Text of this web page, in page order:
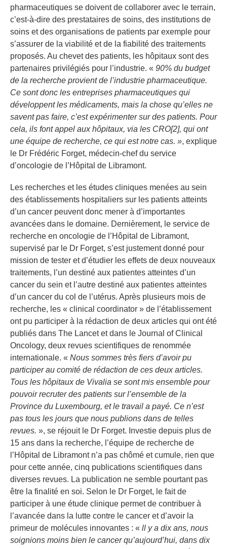
pharmaceutiques se doivent de collaborer avec le terrain,
c’est-à-dire des prestataires de soins, des institutions de
soins et des organisations de patients par exemple pour
s’assurer de la viabilité et de la fiabilité des traitements
proposés. Au chevet des patients, les hôpitaux sont des
partenaires privilégiés pour l’industrie. « 90% du budget
de la recherche provient de l’industrie pharmaceutique.
Ce sont donc les entreprises pharmaceutiques qui
développent les médicaments, mais la chose qu’elles ne
savent pas faire, c’est expérimenter sur des patients. Pour
cela, ils font appel aux hôpitaux, via les CRO[2], qui ont
une équipe de recherche, ce qui est notre cas. », explique
le Dr Frédéric Forget, médecin-chef du service
d’oncologie de l’Hôpital de Libramont.
Les recherches et les études cliniques menées au sein
des établissements hospitaliers sur les patients atteints
d’un cancer peuvent donc mener à d’importantes
avancées dans le domaine. Dernièrement, le service de
recherche en oncologie de l’Hôpital de Libramont,
supervisé par le Dr Forget, s’est justement donné pour
mission de tester et d’étudier les effets de deux nouveaux
traitements, l’un destiné aux patientes atteintes d’un
cancer du sein et l’autre destiné aux patientes atteintes
d’un cancer du col de l’utérus. Après plusieurs mois de
recherche, les « clinical coordinator » de l’établissement
ont pu participer à la rédaction de deux articles qui ont été
publiés dans The Lancet et dans le Journal of Clinical
Oncology, deux revues scientifiques de renommée
internationale. « Nous sommes très fiers d’avoir pu
participer au comité de rédaction de ces deux articles.
Tous les hôpitaux de Vivalia se sont mis ensemble pour
pouvoir recruter des patients sur l’ensemble de la
Province du Luxembourg, et le travail a payé. Ce n’est
pas tous les jours que nous publions dans de telles
revues. », se réjouit le Dr Forget. Investie depuis plus de
15 ans dans la recherche, l’équipe de recherche de
l’Hôpital de Libramont n’a pas chômé et cumule, rien que
pour cette année, cinq publications scientifiques dans
diverses revues. La publication ne semble pourtant pas
être la finalité en soi. Selon le Dr Forget, le fait de
participer à une étude clinique permet de contribuer à
l’avancée dans la lutte contre le cancer et d’avoir la
primeur de molécules innovantes : « ll y a dix ans, nous
soignions moins bien le cancer qu’aujourd’hui, dans dix